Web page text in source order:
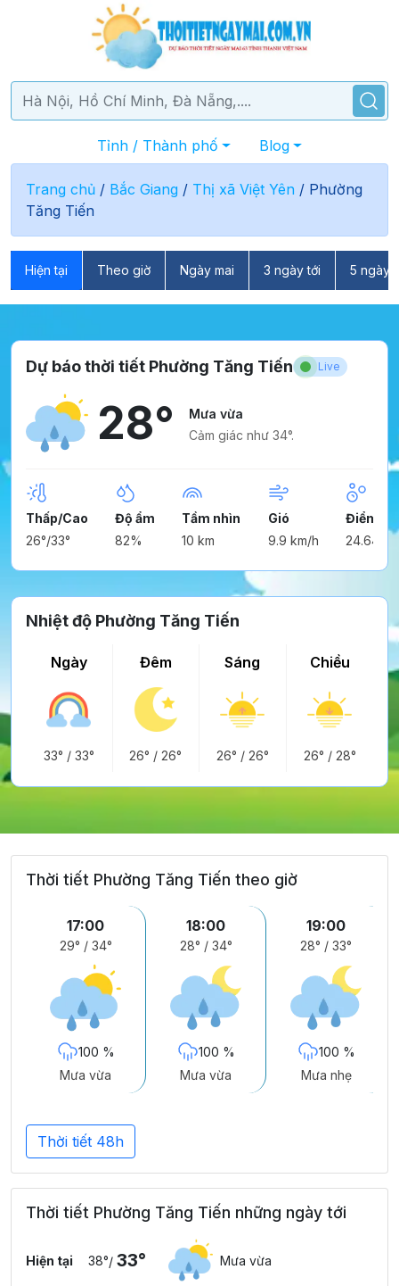
Tỉnh / Thành phố Blog
Trang chủ / Bắc Giang / Thị xã Việt Yên / Phường
Tăng Tiến
Hiện tại Theo giờ Ngày mai 3 ngày tới 5 ngày
Dự báo thời tiết Phường Tăng Tiến Live
28°
Mưa vừa
Cảm giác như 34°.
Thấp/Cao
26°/33°
Độ ẩm
82%
Tầm nhìn
10 km
Gió
9.9 km/h
Điểm
24.64°
Nhiệt độ Phường Tăng Tiến
Ngày
33° / 33°
Đêm
26° /26°
Sáng
26° / 26°
Chiều
26° / 28°
Thời tiết Phường Tăng Tiến theo giờ
17:00
29° / 34°
100 %
Mưa vừa
18:00
28° / 34°
100 %
Mưa vừa
19:00
28° / 33°
100 %
Mưa nhẹ
Thời tiết 48h
Thời tiết Phường Tăng Tiến những ngày tới
Hiện tại 38°/ 33° Mưa vừa